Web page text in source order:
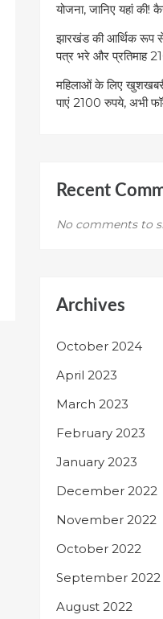
योजना, जानिए यहां
झारखंड की आर्थिक रूप
पत्र भरे और प्रतिमाह
महिलाओं के लिए
पाएं 2100 रुपये, अभी
Recent
No comments to
Archives
October 2024
April 2023
March 2023
February 2023
January 2023
December 2022
November 2022
October 2022
September 2022
August 2022